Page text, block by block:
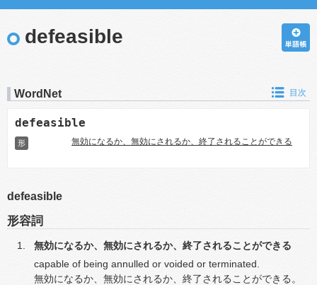
defeasible
WordNet 目次
defeasible
形 無効になるか、無効にされるか、終了されることができる
defeasible
形容詞
無効になるか、無効にされるか、終了されることができる
capable of being annulled or voided or terminated.
無効になるか、無効にされるか、終了されることができる。